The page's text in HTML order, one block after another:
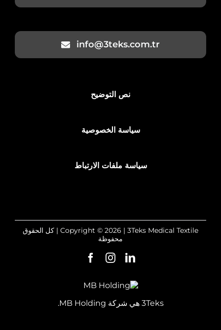
info@3teks.com.tr
نص التوضيح
سياسة الخصوصية
سياسة ملفات الارتباط
Copyright © 2026 | 3Teks Medical Textile | كل الحقوق
محفوظة
3Teks هي شركة MB Holding.